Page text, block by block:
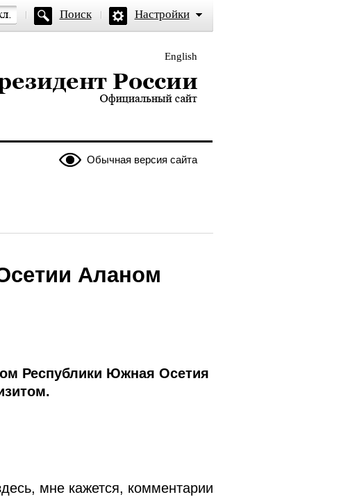
Поиск Настройки
English
России — официальный сайт
Обычная версия сайта
Аланом
Республики Южная Осетия
мне кажется, комментарии